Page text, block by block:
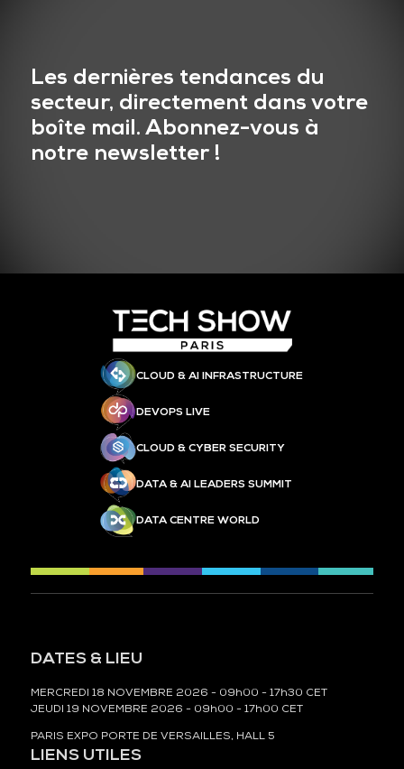
Les dernières tendances du
secteur, directement dans votre
boîte mail. Abonnez-vous à
notre newsletter !
CLOUD & AI INFRASTRUCTURE
DEVOPS LIVE
CLOUD & CYBER SECURITY
DATA & AI LEADERS SUMMIT
DATA CENTRE WORLD
DATES & LIEU
MERCREDI 18 NOVEMBRE 2026 - 09h00 - 17h30 CET
JEUDI 19 NOVEMBRE 2026 - 09h00 - 17h00 CET
PARIS EXPO PORTE DE VERSAILLES, HALL 5
LIENS UTILES